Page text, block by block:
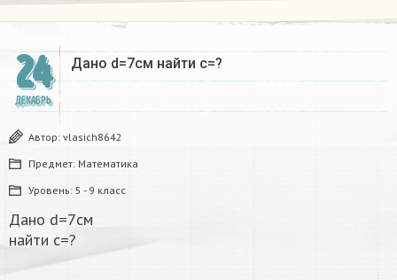
24
ДЕКАБРЬ
Дано d=7см найти с=?​
Автор: vlasich8642
Предмет: Математика
Уровень: 5 - 9 класс
Дано d=7см
найти с=?​